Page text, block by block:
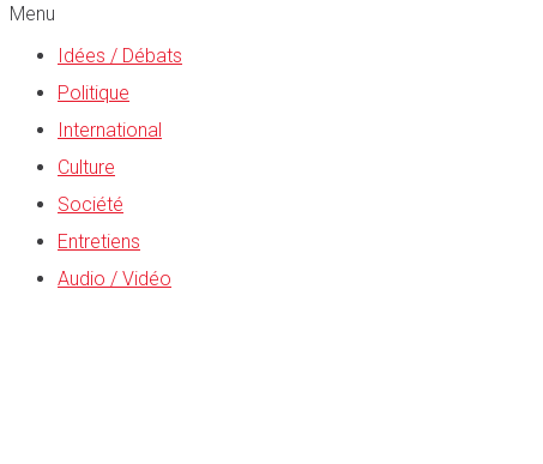
Menu
Idées / Débats
Politique
International
Culture
Société
Entretiens
Audio / Vidéo